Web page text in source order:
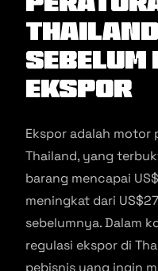
Sebelum
Ekspor
Ekspor adalah motor
Thailand, yang
barang mencapai
meningkat dari
sebelumnya​​. Dalam
regulasi ekspor di
pebisnis yang ingin